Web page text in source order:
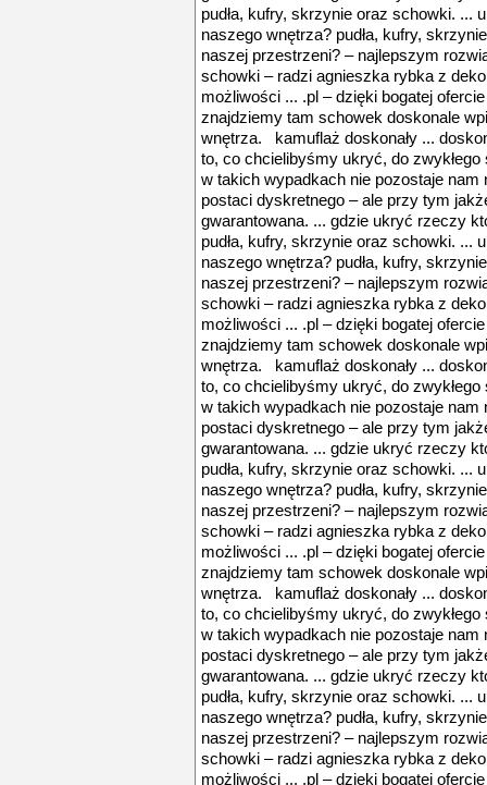
pudła, kufry, skrzynie oraz schowki. ...
naszego wnętrza? pudła, kufry,
naszej przestrzeni? – najlepszym
schowki – radzi agnieszka rybka z
możliwości ... .pl – dzięki bogatej
znajdziemy tam schowek doskonale
wnętrza. kamuflaż doskonały ...
to, co chcielibyśmy ukryć, do
w takich wypadkach nie pozostaje
postaci dyskretnego – ale przy tym
gwarantowana. ... gdzie ukryć rzeczy
pudła, kufry, skrzynie oraz schowki. ...
naszego wnętrza? pudła, kufry,
naszej przestrzeni? – najlepszym
schowki – radzi agnieszka rybka z
możliwości ... .pl – dzięki bogatej
znajdziemy tam schowek doskonale
wnętrza. kamuflaż doskonały ...
to, co chcielibyśmy ukryć, do
w takich wypadkach nie pozostaje
postaci dyskretnego – ale przy tym
gwarantowana. ... gdzie ukryć rzeczy
pudła, kufry, skrzynie oraz schowki. ...
naszego wnętrza? pudła, kufry,
naszej przestrzeni? – najlepszym
schowki – radzi agnieszka rybka z
możliwości ... .pl – dzięki bogatej
znajdziemy tam schowek doskonale
wnętrza. kamuflaż doskonały ...
to, co chcielibyśmy ukryć, do
w takich wypadkach nie pozostaje
postaci dyskretnego – ale przy tym
gwarantowana. ... gdzie ukryć rzeczy
pudła, kufry, skrzynie oraz schowki. ...
naszego wnętrza? pudła, kufry,
naszej przestrzeni? – najlepszym
schowki – radzi agnieszka rybka z
możliwości ... .pl – dzięki bogatej